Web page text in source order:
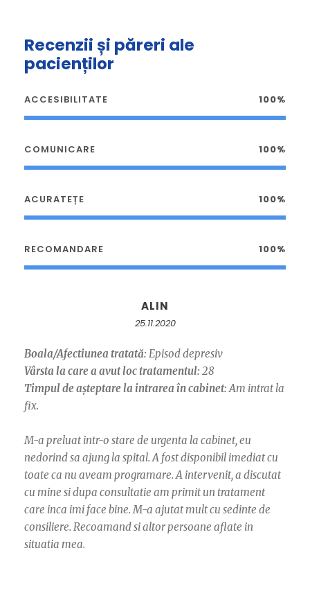
Recenzii și păreri ale
pacienților
ACCESIBILITATE 100%
COMUNICARE 100%
ACURATEȚE 100%
RECOMANDARE 100%
ALIN
25.11.2020
Boala/Afectiunea tratată: Episod depresiv
Vârsta la care a avut loc tratamentul: 28
Timpul de așteptare la intrarea în cabinet: Am intrat la
fix.
M-a preluat intr-o stare de urgenta la cabinet, eu
nedorind sa ajung la spital. A fost disponibil imediat cu
toate ca nu aveam programare. A intervenit, a discutat
cu mine si dupa consultatie am primit un tratament
care inca imi face bine. M-a ajutat mult cu sedinte de
consiliere. Recoamand si altor persoane aflate in
situatia mea.